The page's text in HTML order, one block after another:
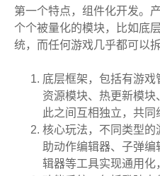
第一个特点，组件化开发。
个个被量化的模块，比如底
统，而任何游戏几乎都可以
底层框架，包括有游戏
资源模块、热更新模
此之间互相独立，共同
核心玩法，不同类型
助动作编辑器、子弹
辑器等工具实现通用化